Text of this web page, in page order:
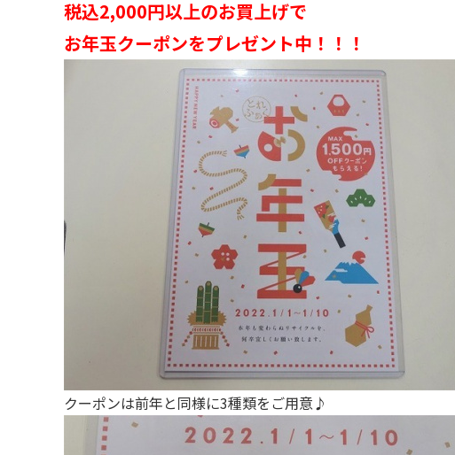
税込2,000円以上のお買上げで
お年玉クーポンをプレゼント中！！！
クーポンは前年と同様に3種類をご用意♪